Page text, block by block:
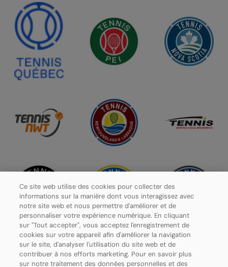
Politique de confidentialité
Ce site web utilise des cookies pour collecter des
informations sur la manière dont vous interagissez avec
notre site web et nous permettre d'améliorer et de
personnaliser votre expérience numérique. En cliquant
sur "Tout accepter", vous acceptez l'enregistrement de
cookies sur votre appareil afin d'améliorer la navigation
sur le site, d'analyser l'utilisation du site web et de
contribuer à nos efforts marketing. Pour en savoir plus
sur notre traitement des données personnelles et des